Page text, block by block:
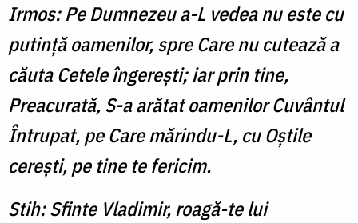
Irmos: Pe Dumnezeu a-L vedea nu este cu
putinţă oamenilor, spre Care nu cutează a
căuta Cetele îngereşti; iar prin tine,
Preacurată, S-a arătat oamenilor Cuvântul
Întrupat, pe Care mărindu-L, cu Oştile
cereşti, pe tine te fericim.
Stih: Sfinte Vladimir, roagă-te lui